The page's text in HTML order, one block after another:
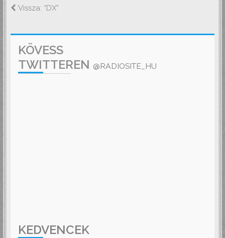
Vissza: “DX”
KÖVESS
TWITTEREN @RADIOSITE_HU
KEDVENCEK